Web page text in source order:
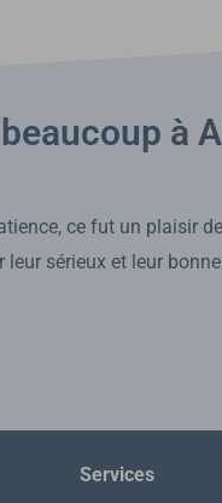
à
ce fut un plaisir
sérieux et leur
Services